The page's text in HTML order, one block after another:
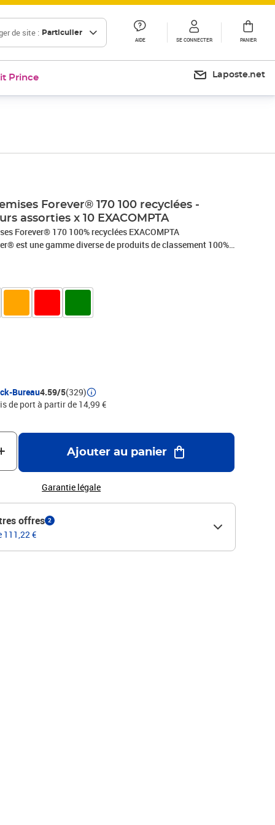
de site : Particulier
AIDE SE CONNECTER PANIER
Prince Laposte.net
Forever® 170 100 recyclées -
assorties x 10 EXACOMPTA
Forever® 170 100% recyclées EXACOMPTA
est une gamme diverse de produits de classement 100%
Les chemises Forever® sont des chemises pastel, faciles
un bon compromis qualité-prix. La carte et le papier
Bureau4.59/5(329)
de port à partir de 14,99 €
Ajouter au panier
Garantie légale
offres 2
111,22 €